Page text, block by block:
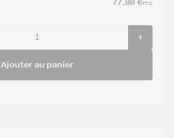
TTC
+
Ajouter au panier